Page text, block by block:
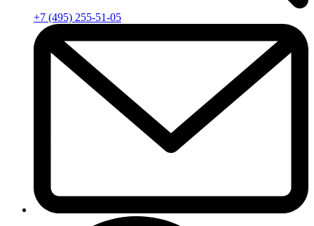
+7 (495) 255-51-05